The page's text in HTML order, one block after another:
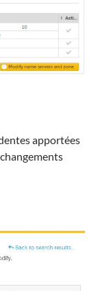
apportées